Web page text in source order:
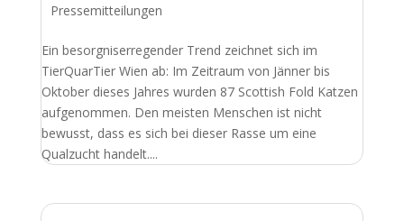
Pressemitteilungen
Ein besorgniserregender Trend zeichnet sich im
TierQuarTier Wien ab: Im Zeitraum von Jänner bis
Oktober dieses Jahres wurden 87 Scottish Fold Katzen
aufgenommen. Den meisten Menschen ist nicht
bewusst, dass es sich bei dieser Rasse um eine
Qualzucht handelt....